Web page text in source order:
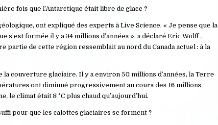
fois que l’Antarctique était libre de glace ?
ont expliqué des experts à Live Science. « Je pense que la
formée il y a 34 millions d’années », a déclaré Eric Wolff ,
partie de cette région ressemblait au nord du Canada actuel : à la
couverture glaciaire. Il y a environ 50 millions d’années, la Terre
ont diminué progressivement au cours des 16 millions
le climat était 8 °C plus chaud qu’aujourd’hui.
pour que les calottes glaciaires se forment ?